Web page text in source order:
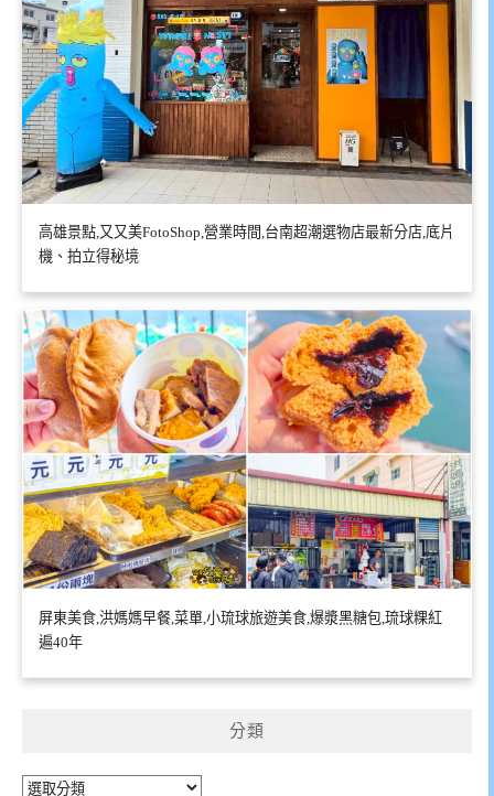
高雄景點,又又美FotoShop,營業時間,台南超潮選物店最新分店,底片
機、拍立得秘境
屏東美食,洪媽媽早餐,菜單,小琉球旅遊美食,爆漿黑糖包,琉球粿紅
遍40年
分類
分